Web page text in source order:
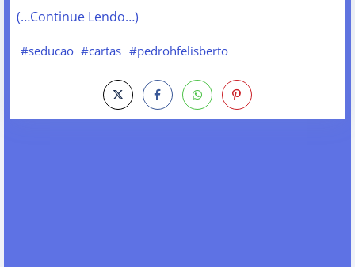
(…Continue Lendo…)
#seducao #cartas #pedrohfelisberto